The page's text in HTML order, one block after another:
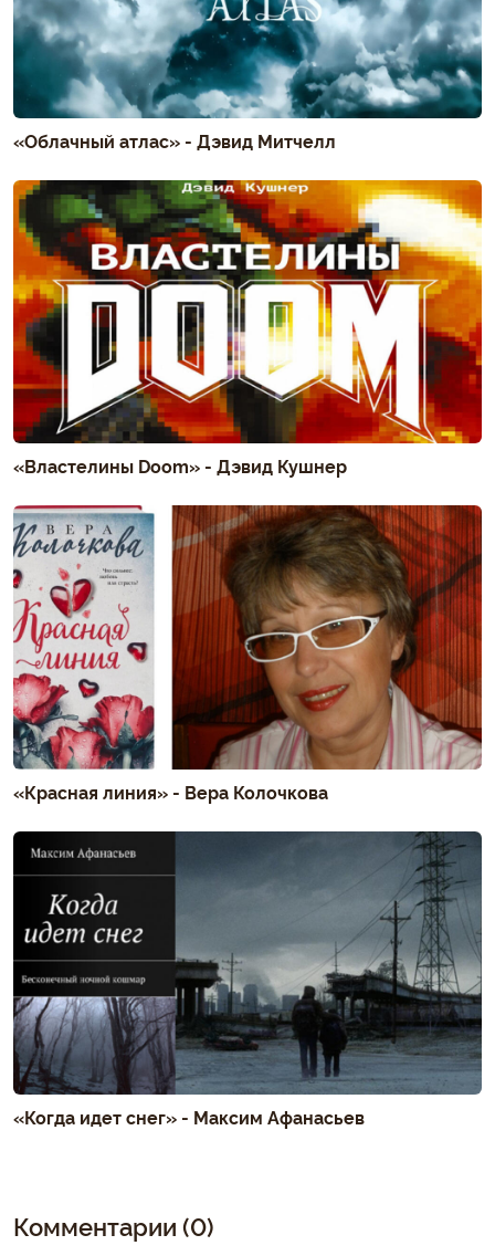
«Облачный атлас» - Дэвид Митчелл
«Властелины Doom» - Дэвид Кушнер
«Красная линия» - Вера Колочкова
«Когда идет снег» - Максим Афанасьев
Комментарии (0)